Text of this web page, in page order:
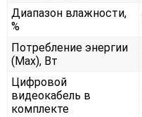
Диапазон влажности,
%
Потребление энергии
(Max), Вт
Цифровой
видеокабель в
комплекте